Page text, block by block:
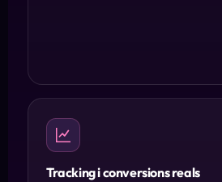
Tracking i conversions reals